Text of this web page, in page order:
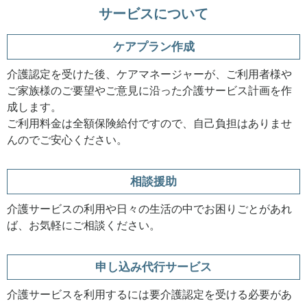
サービスについて
ケアプラン作成
介護認定を受けた後、ケアマネージャーが、ご利用者様や
ご家族様のご要望やご意見に沿った介護サービス計画を作
成します。
ご利用料金は全額保険給付ですので、自己負担はありませ
んのでご安心ください。
相談援助
介護サービスの利用や日々の生活の中でお困りごとがあれ
ば、お気軽にご相談ください。
申し込み代行サービス
介護サービスを利用するには要介護認定を受ける必要があ